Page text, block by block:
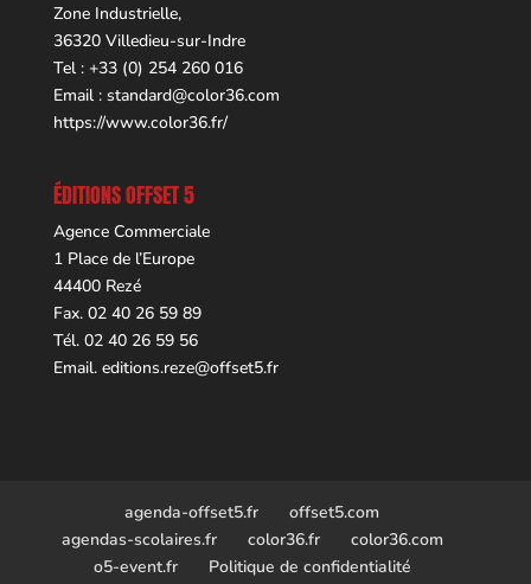
Zone Industrielle,
36320 Villedieu-sur-Indre
Tel : +33 (0) 254 260 016
Email : standard@color36.com
https://www.color36.fr/
ÉDITIONS OFFSET 5
Agence Commerciale
1 Place de l’Europe
44400 Rezé
Fax. 02 40 26 59 89
Tél. 02 40 26 59 56
Email. editions.reze@offset5.fr
agenda-offset5.fr
offset5.com
agendas-scolaires.fr
color36.fr
color36.com
o5-event.fr
Politique de confidentialité